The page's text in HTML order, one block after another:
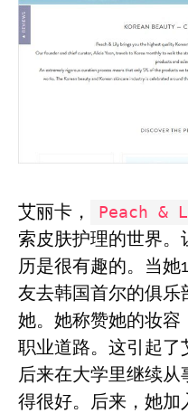
艾丽卡， Peach &
索皮肤护理的世界
历是很有趣的。当她
友去韩国首尔的俱乐
她。她称赞她的妆容
职业道路。这引起
后来在大学里继续
得很好。后来，她